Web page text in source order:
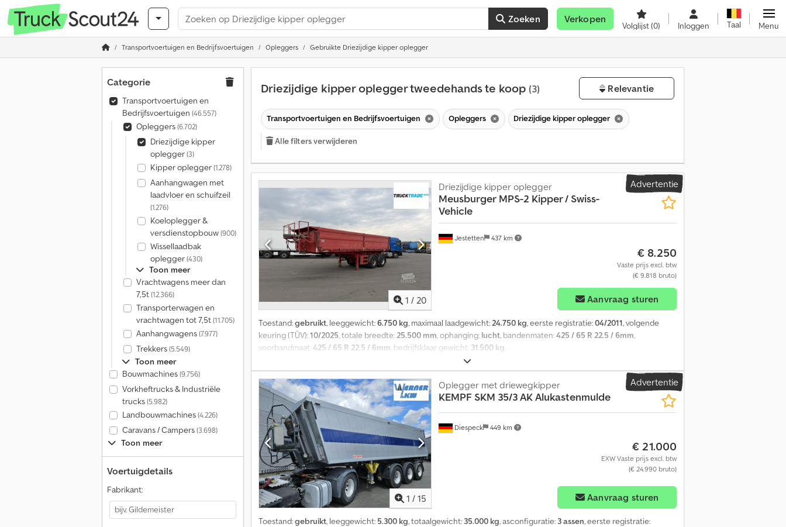
Zoeken Verkopen
Volglijst(0) Inloggen Taal Menu
Transportvoertuigen en Bedrijfsvoertuigen Opleggers Gebruikte Driezijdige kipper oplegger
Categorie
Transportvoertuigen en
Bedrijfsvoertuigen (46.557)
Opleggers(6.702)
Driezijdige kipper
oplegger(3)
Kipper oplegger(1.278)
Aanhangwagen met
laadvloer en schuifzeil
(1.276)
Koeloplegger &
versdienstopbouw(900)
Wissellaadbak
oplegger(430)
Toon meer
Vrachtwagens meer dan
7,5t(12.366)
Transporterwagen en
vrachtwagen tot 7,5t(11.705)
Aanhangwagens(7.977)
Trekkers(5.549)
Toon meer
Bouwmachines(9.756)
Vorkheftrucks & Industriële
trucks(5.982)
Landbouwmachines(4.226)
Caravans / Campers(3.698)
Toon meer
Voertuigdetails
Fabrikant:
Driezijdige kipper oplegger tweedehands te koop (3) Relevantie
Transportvoertuigen en Bedrijfsvoertuigen Opleggers Driezijdige kipper oplegger
Alle filters verwijderen
Advertentie
1 / 20
Jestetten 437 km
Driezijdige kipper oplegger
Meusburger MPS-2 Kipper / Swiss-
Vehicle
€ 8.250
Vaste prijs excl. btw
(€ 9.818 bruto)
Aanvraag sturen
Toestand:gebruikt, leeggewicht:6.750 kg, maximaal laadgewicht:24.750 kg, eerste registratie:04/2011, volgende
keuring (TÜV):10/2025, totale breedte:25.500 mm, ophanging: lucht, bandenmaten:425 / 65 R 22.5 / 6mm,
voorbandmaat:425 / 65 R 22.5 / 6mm, bedrijfsklaar gewicht: 31.500 kg,
Advertentie
1 / 15
Diespeck 449 km
Oplegger met driewegkipper
KEMPF SKM 35/3 AK Alukastenmulde
€ 21.000
EXW Vaste prijs excl. btw
(€ 24.990 bruto)
Aanvraag sturen
Toestand:gebruikt, leeggewicht: 5.300 kg, totaalgewicht: 35.000 kg, asconfiguratie: 3 assen, eerste registratie: